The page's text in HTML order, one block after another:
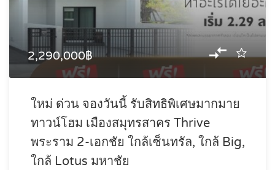
2,290,000฿
ใหม่ ด่วน จองวันนี้ รับสิทธิพิเศษมากมาย
ทาวน์โฮม เมืองสมุทรสาคร Thrive
พระราม 2-เอกชัย ใกล้เซ็นทรัล, ใกล้ Big,
ใกล้ Lotus มหาชัย